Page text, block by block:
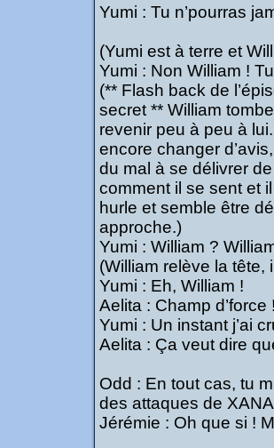
Yumi : Tu n’pourras
(Yumi est à terre et
Yumi : Non William !
(** Flash back de
secret ** William
revenir peu à peu à
encore changer
du mal à se délivrer
comment il se sent et
hurle et semble être
approche.)
Yumi : William ?
(William relève la tête,
Yumi : Eh, William !
Aelita : Champ
Yumi : Un instant j’ai
Aelita : Ça veut dire
Odd : En tout cas, tu
des attaques de
Jérémie : Oh que si !